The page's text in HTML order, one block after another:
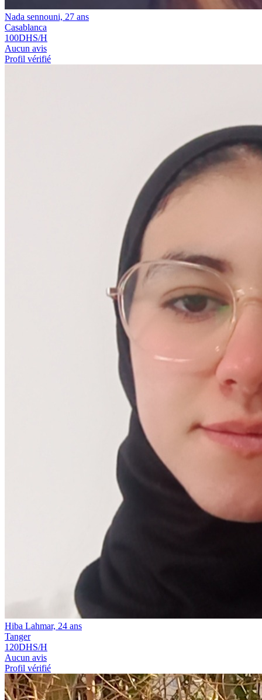
Nada sennouni, 27 ans
Casablanca
100DHS/H
Aucun avis
Profil vérifié
Hiba Lahmar, 24 ans
Tanger
120DHS/H
Aucun avis
Profil vérifié